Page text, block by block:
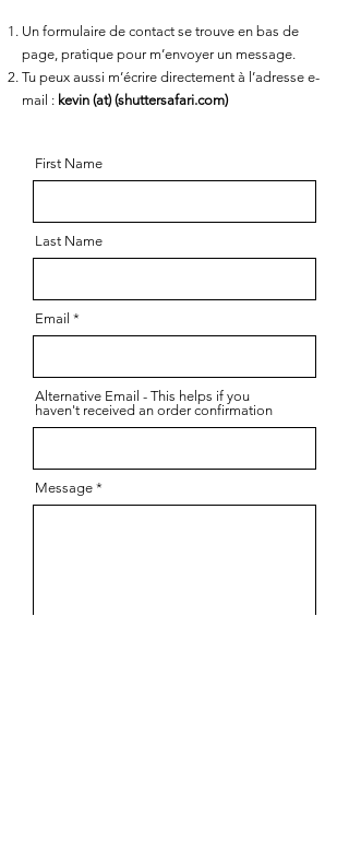
Un formulaire de contact se trouve en bas de
page, pratique pour m’envoyer un message.
Tu peux aussi m’écrire directement à l’adresse e-
mail : kevin (at) (shuttersafari.com)
First Name
Last Name
Email
Alternative Email - This helps if you
haven't received an order confirmation
Message